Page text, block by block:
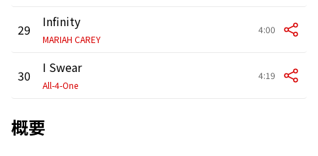
29 Infinity
MARIAH CAREY
4:00
30 I Swear
All-4-One
4:19
概要